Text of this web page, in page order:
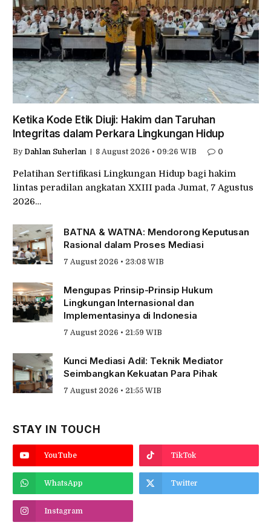
Ketika Kode Etik Diuji: Hakim dan Taruhan
Integritas dalam Perkara Lingkungan Hidup
By Dahlan Suherlan 8 August 2026 • 09:26 WIB 0
Pelatihan Sertifikasi Lingkungan Hidup bagi hakim
lintas peradilan angkatan XXIII pada Jumat, 7 Agustus
2026…
BATNA & WATNA: Mendorong Keputusan
Rasional dalam Proses Mediasi
7 August 2026 • 23:08 WIB
Mengupas Prinsip-Prinsip Hukum
Lingkungan Internasional dan
Implementasinya di Indonesia
7 August 2026 • 21:59 WIB
Kunci Mediasi Adil: Teknik Mediator
Seimbangkan Kekuatan Para Pihak
7 August 2026 • 21:55 WIB
STAY IN TOUCH
YouTube TikTok
WhatsApp Twitter
Instagram